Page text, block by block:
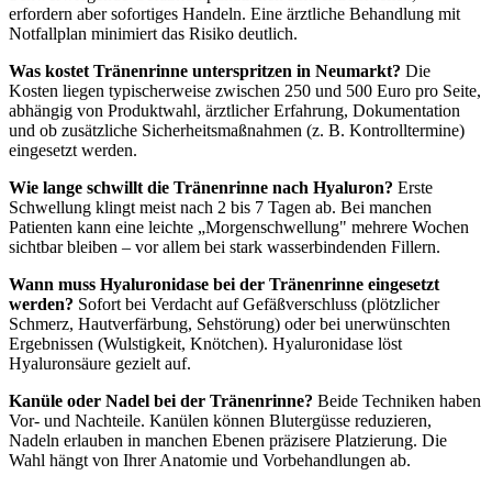
erfordern aber sofortiges Handeln. Eine ärztliche Behandlung mit
Notfallplan minimiert das Risiko deutlich.
Was kostet Tränenrinne unterspritzen in Neumarkt? Die
Kosten liegen typischerweise zwischen 250 und 500 Euro pro Seite,
abhängig von Produktwahl, ärztlicher Erfahrung, Dokumentation
und ob zusätzliche Sicherheitsmaßnahmen (z. B. Kontrolltermine)
eingesetzt werden.
Wie lange schwillt die Tränenrinne nach Hyaluron? Erste
Schwellung klingt meist nach 2 bis 7 Tagen ab. Bei manchen
Patienten kann eine leichte „Morgenschwellung" mehrere Wochen
sichtbar bleiben – vor allem bei stark wasserbindenden Fillern.
Wann muss Hyaluronidase bei der Tränenrinne eingesetzt
werden? Sofort bei Verdacht auf Gefäßverschluss (plötzlicher
Schmerz, Hautverfärbung, Sehstörung) oder bei unerwünschten
Ergebnissen (Wulstigkeit, Knötchen). Hyaluronidase löst
Hyaluronsäure gezielt auf.
Kanüle oder Nadel bei der Tränenrinne? Beide Techniken haben
Vor- und Nachteile. Kanülen können Blutergüsse reduzieren,
Nadeln erlauben in manchen Ebenen präzisere Platzierung. Die
Wahl hängt von Ihrer Anatomie und Vorbehandlungen ab.